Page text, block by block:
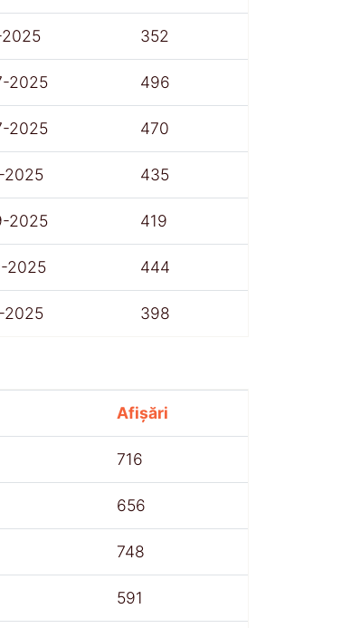
2025 352
2025 496
2025 470
2025 435
2025 419
2025 444
2025 398
Afișări
716
656
748
591